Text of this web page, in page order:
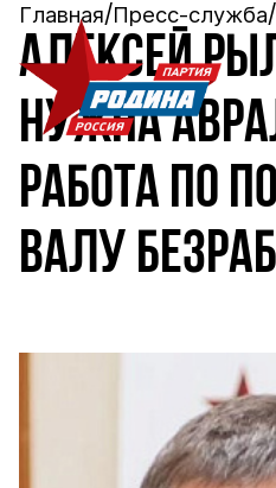
Главная Пресс-служба
АЛЕКСЕЙ
НУЖНА
РАБОТА ПО
ВАЛУ